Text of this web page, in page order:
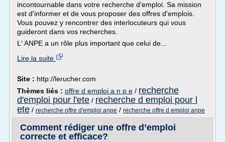
incontournable dans votre recherche d'emploi. Sa mission
est d'informer et de vous proposer des offres d'emplois.
Vous pouvez y rencontrer des interlocuteurs qui vous
guideront dans vos recherches.
L' ANPE a un rôle plus important que celui de...
Lire la suite
Site : http://lerucher.com
Thèmes liés : offre d emploi a n p e / recherche
d'emploi pour l'ete / recherche d emploi pour l
ete / recherche offre d'emploi anpe / recherche offre d emploi anpe
Comment rédiger une offre d’emploi
correcte et efficace?